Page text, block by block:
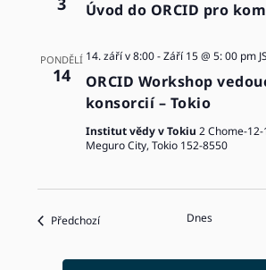
Úvod do ORCID pro
PONDĚLÍ
14
ORCID Workshop
konsorcií – Tokio
14. září v 8:00-Září 15 @ 5: 00 pm
Institut vědy v Tokiu 2 Chome-
Meguro City, Tokio 152-8550
PředchozíUdálosti Dnes